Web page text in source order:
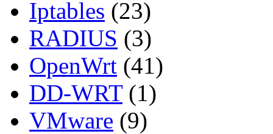
Iptables (23)
RADIUS (3)
OpenWrt (41)
DD-WRT(1)
VMware (9)